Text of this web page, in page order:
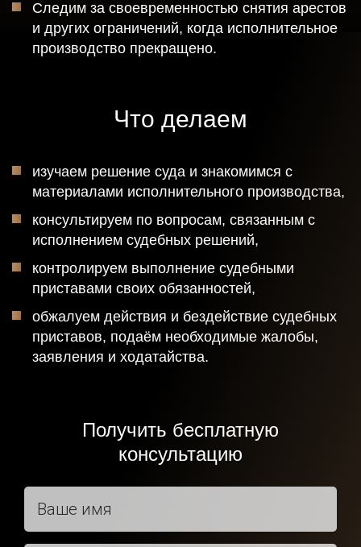
Следим за своевременностью снятия арестов
и других ограничений, когда исполнительное
производство прекращено.
Что делаем
изучаем решение суда и знакомимся с
материалами исполнительного производства,
консультируем по вопросам, связанным с
исполнением судебных решений,
контролируем выполнение судебными
приставами своих обязанностей,
обжалуем действия и бездействие судебных
приставов, подаём необходимые жалобы,
заявления и ходатайства.
Получить бесплатную
консультацию
Получить